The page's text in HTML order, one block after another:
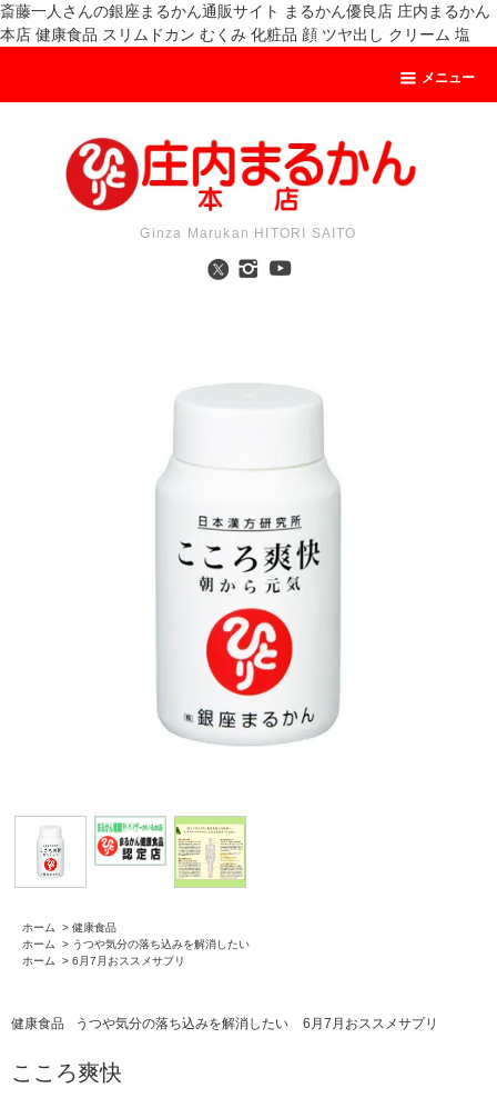
斎藤一人さんの銀座まるかん通販サイト まるかん優良店 庄内まるかん
本店 健康食品 スリムドカン むくみ 化粧品 顔 ツヤ出し クリーム 塩
メニュー
Ginza Marukan HITORI SAITO
ホーム > 健康食品
ホーム
> うつや気分の落ち込みを解消したい
ホーム
> 6月7月おススメサプリ
健康食品 うつや気分の落ち込みを解消したい 6月7月おススメサプリ
こころ爽快